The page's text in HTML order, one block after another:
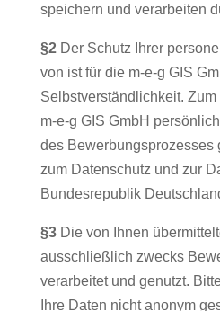
speichern und verarbeiten
§2Der Schutz Ihrer
von ist für die m-e-g GIS
Selbstverständlichkeit.
m-e-g GIS GmbH
des Bewerbungsprozesses
zum Datenschutz und zur
Bundesrepublik
§3Die von Ihnen
ausschließlich zwecks
verarbeitet und genutzt.
Ihre Daten nicht anonym